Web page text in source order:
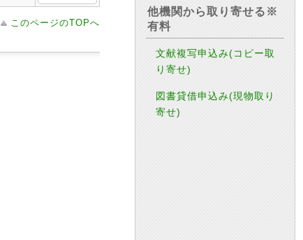
このページのTOPへ
他機関から取り寄せる※
有料
文献複写申込み(コピー取
り寄せ)
図書貸借申込み(現物取り
寄せ)